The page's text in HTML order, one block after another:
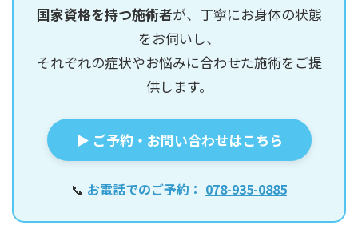
国家資格を持つ施術者が、丁寧にお身体の状態
をお伺いし、
それぞれの症状やお悩みに合わせた施術をご提
供します。
▶ ご予約・お問い合わせはこちら
📞 お電話でのご予約： 078-935-0885